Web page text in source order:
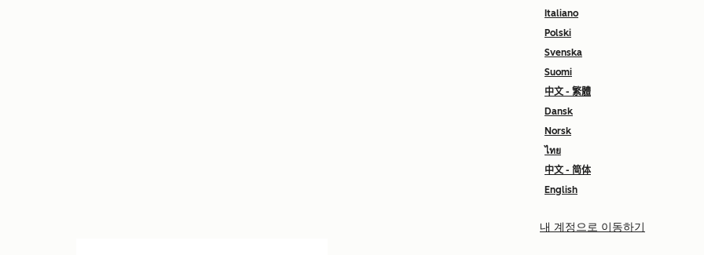
Italiano
Polski
Svenska
Suomi
中文 - 繁體
Dansk
Norsk
ไทย
中文 - 简体
English
내 계정으로 이동하기